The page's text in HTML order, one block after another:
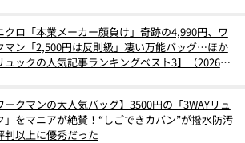
クロ「本業メーカー顔負け」奇跡の4,990円、ワ
マン「2,500円は反則級」凄い万能バッグ…ほか
ュックの人気記事ランキングベスト3】（2026年
ークマンの大人気バッグ】3500円の「3WAYリュ
」をマニアが絶賛！“しごできカバン”が撥水防汚
判以上に優秀だった